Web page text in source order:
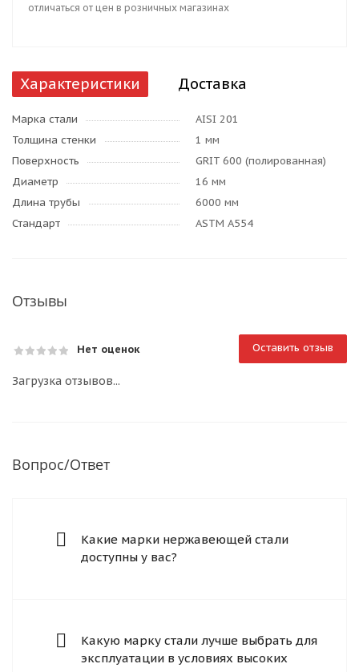
отличаться от цен в розничных магазинах
Характеристики Доставка
Марка стали
AISI 201
Толщина стенки
1 мм
Поверхность
GRIT 600 (полированная)
Диаметр
16 мм
Длина трубы
6000 мм
Стандарт
ASTM A554
Отзывы
Нет оценок Оставить отзыв
Загрузка отзывов...
Вопрос/Ответ
Какие марки нержавеющей стали
доступны у вас?
Какую марку стали лучше выбрать для
эксплуатации в условиях высоких